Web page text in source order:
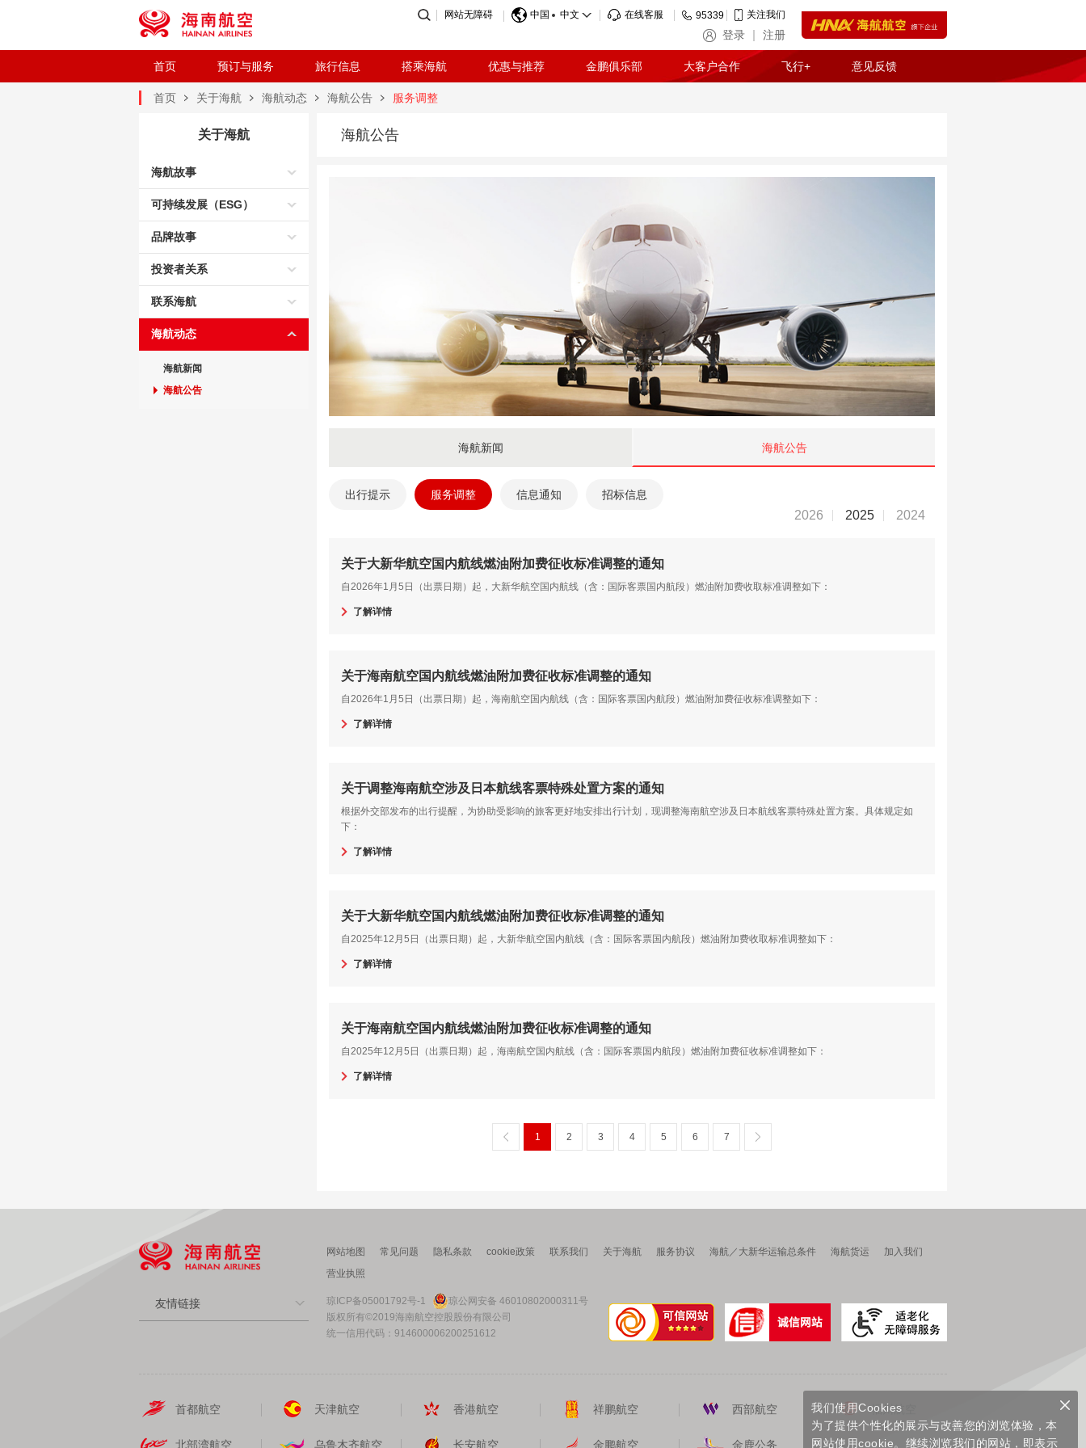
网站无障碍 中国 中文 在线客服 95339 关注我们
登录 注册
首页 预订与服务 旅行信息 搭乘海航 优惠与推荐 金鹏俱乐部 大客户合作 飞行+ 意见反馈
首页 关于海航 海航动态 海航公告 服务调整
关于海航
海航故事
可持续发展（ESG）
品牌故事
投资者关系
联系海航
海航动态
海航新闻
海航公告
海航公告
海航新闻 海航公告
出行提示 服务调整 信息通知 招标信息
2026 2025 2024
关于大新华航空国内航线燃油附加费征收标准调整的通知
自2026年1月5日（出票日期）起，大新华航空国内航线（含：国际客票国内航段）燃油附加费收取标准调整如下：
了解详情
关于海南航空国内航线燃油附加费征收标准调整的通知
自2026年1月5日（出票日期）起，海南航空国内航线（含：国际客票国内航段）燃油附加费征收标准调整如下：
了解详情
关于调整海南航空涉及日本航线客票特殊处置方案的通知
根据外交部发布的出行提醒，为协助受影响的旅客更好地安排出行计划，现调整海南航空涉及日本航线客票特殊处置方案。具体规定如
下：
了解详情
关于大新华航空国内航线燃油附加费征收标准调整的通知
自2025年12月5日（出票日期）起，大新华航空国内航线（含：国际客票国内航段）燃油附加费收取标准调整如下：
了解详情
关于海南航空国内航线燃油附加费征收标准调整的通知
自2025年12月5日（出票日期）起，海南航空国内航线（含：国际客票国内航段）燃油附加费征收标准调整如下：
了解详情
1 2 3 4 5 6 7
友情链接
网站地图 常见问题 隐私条款 cookie政策 联系我们 关于海航 服务协议 海航／大新华运输总条件 海航货运
加入我们
营业执照
琼ICP备05001792号-1
琼公网安备 46010802000311号
版权所有©2019海南航空控股股份有限公司
统一信用代码：914600006200251612
首都航空 天津航空 香港航空 祥鹏航空 西部航空 福州航空
北部湾航空 乌鲁木齐航空 长安航空 金鹏航空 金鹿公务
我们使用Cookies
为了提供个性化的展示与改善您的浏览体验，本
网站使用cookie。继续浏览我们的网站，即表示